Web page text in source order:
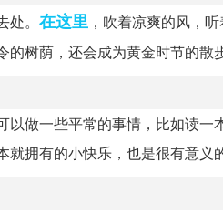
。 在这里 ，吹着凉爽的风，
树荫，还会成为黄金时节的散
做一些平常的事情，比如读一
拥有的小快乐，也是很有意义的